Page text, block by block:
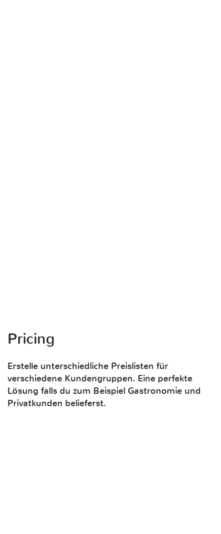
Pricing
Erstelle unterschiedliche Preislisten für
verschiedene Kundengruppen. Eine perfekte
Lösung falls du zum Beispiel Gastronomie und
Privatkunden belieferst.